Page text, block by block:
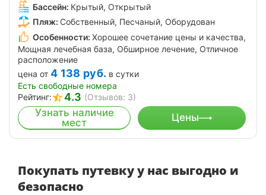
Бассейн: Крытый, Открытый
Пляж: Собственный, Песчаный, Оборудован
Особенности: Хорошее сочетание цены и качества,
Мощная лечебная база, Обширное лечение, Отличное
расположение
цена от 4 138 руб. в сутки
Есть свободные номера
Рейтинг:
4.3 (Отзывов: 3)
Узнать наличие
мест
Цены
Покупать путевку у нас выгодно и
безопасно